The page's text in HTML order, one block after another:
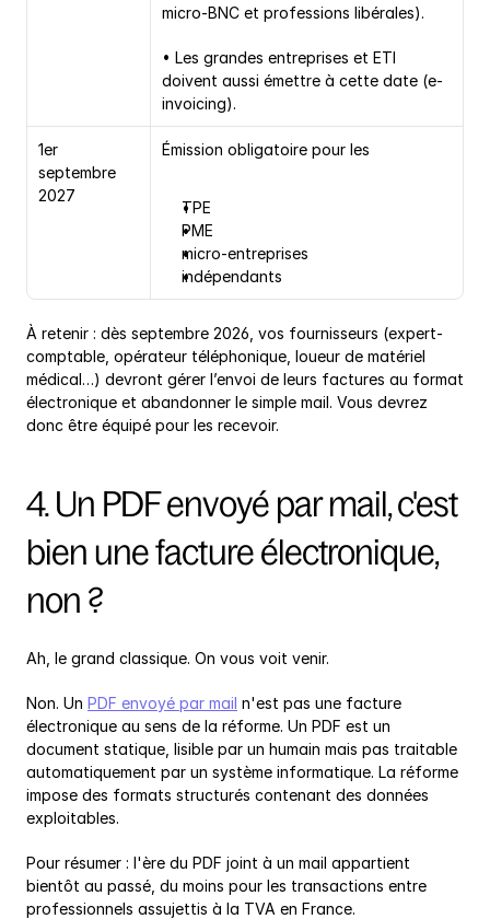
micro-BNC et professions libérales).
• Les grandes entreprises et ETI
doivent aussi émettre à cette date (e-
invoicing).
1er
septembre
2027
Émission obligatoire pour les
TPE
PME
micro-entreprises
indépendants
À retenir : dès septembre 2026, vos fournisseurs (expert-
comptable, opérateur téléphonique, loueur de matériel
médical…) devront gérer l’envoi de leurs factures au format
électronique et abandonner le simple mail. Vous devrez
donc être équipé pour les recevoir.
4. Un PDF envoyé par mail, c'est
bien une facture électronique,
non ?
Ah, le grand classique. On vous voit venir.
Non. Un PDF envoyé par mail n'est pas une facture
électronique au sens de la réforme. Un PDF est un
document statique, lisible par un humain mais pas traitable
automatiquement par un système informatique. La réforme
impose des formats structurés contenant des données
exploitables.
Pour résumer : l'ère du PDF joint à un mail appartient
bientôt au passé, du moins pour les transactions entre
professionnels assujettis à la TVA en France.